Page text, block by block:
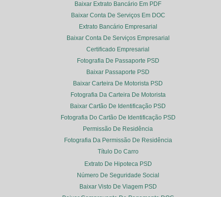
Baixar Extrato Bancário Em PDF
Baixar Conta De Serviços Em DOC
Extrato Bancário Empresarial
Baixar Conta De Serviços Empresarial
Certificado Empresarial
Fotografia De Passaporte PSD
Baixar Passaporte PSD
Baixar Carteira De Motorista PSD
Fotografia Da Carteira De Motorista
Baixar Cartão De Identificação PSD
Fotografia Do Cartão De Identificação PSD
Permissão De Residência
Fotografia Da Permissão De Residência
Título Do Carro
Extrato De Hipoteca PSD
Número De Seguridade Social
Baixar Visto De Viagem PSD